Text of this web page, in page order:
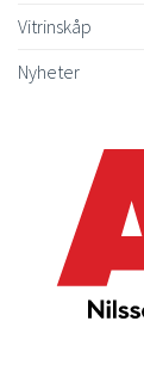
Vitrinskåp
Nyheter